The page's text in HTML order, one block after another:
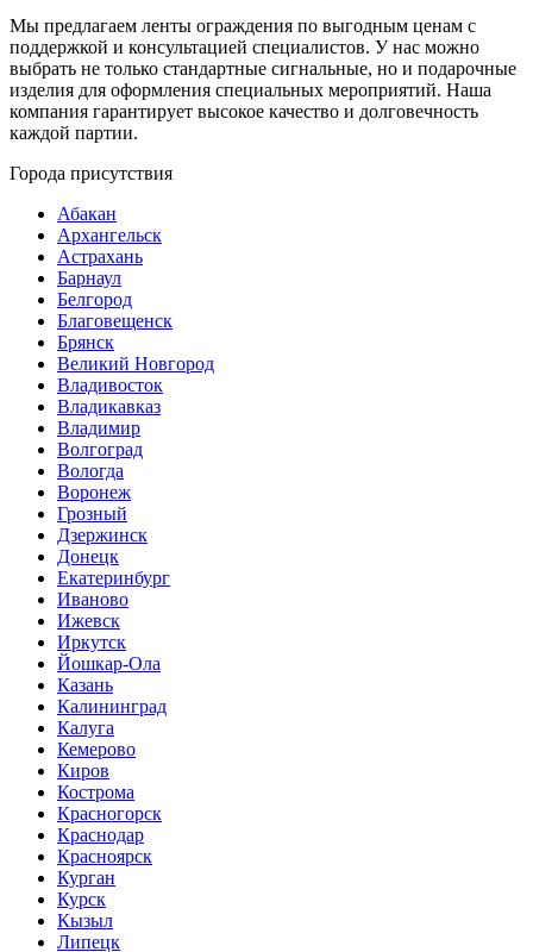
Мы предлагаем ленты ограждения по выгодным ценам с
поддержкой и консультацией специалистов. У нас можно
выбрать не только стандартные сигнальные, но и подарочные
изделия для оформления специальных мероприятий. Наша
компания гарантирует высокое качество и долговечность
каждой партии.
Города присутствия
Абакан
Архангельск
Астрахань
Барнаул
Белгород
Благовещенск
Брянск
Великий Новгород
Владивосток
Владикавказ
Владимир
Волгоград
Вологда
Воронеж
Грозный
Дзержинск
Донецк
Екатеринбург
Иваново
Ижевск
Иркутск
Йошкар-Ола
Казань
Калининград
Калуга
Кемерово
Киров
Кострома
Красногорск
Краснодар
Красноярск
Курган
Курск
Кызыл
Липецк